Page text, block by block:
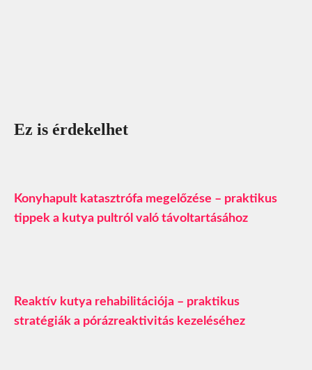
Ez is érdekelhet
Konyhapult katasztrófa megelőzése – praktikus
tippek a kutya pultról való távoltartásához
Reaktív kutya rehabilitációja – praktikus
stratégiák a pórázreaktivitás kezeléséhez